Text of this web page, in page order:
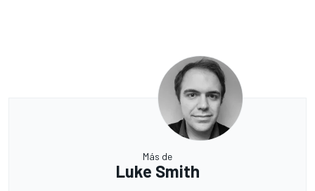
Más de
Luke Smith